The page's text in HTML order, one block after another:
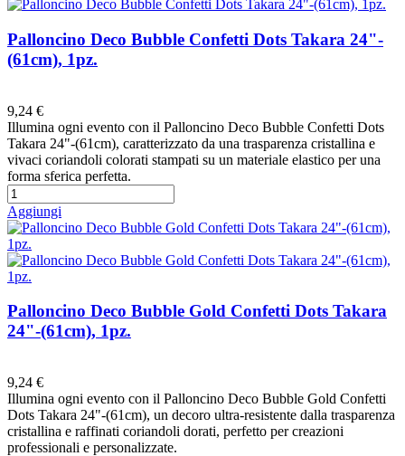
Palloncino Deco Bubble Confetti Dots Takara 24"-
(61cm), 1pz.
9,24 €
Illumina ogni evento con il Palloncino Deco Bubble Confetti Dots
Takara 24"-(61cm), caratterizzato da una trasparenza cristallina e
vivaci coriandoli colorati stampati su un materiale elastico per una
forma sferica perfetta.
Aggiungi
Palloncino Deco Bubble Gold Confetti Dots Takara
24"-(61cm), 1pz.
9,24 €
Illumina ogni evento con il Palloncino Deco Bubble Gold Confetti
Dots Takara 24"-(61cm), un decoro ultra-resistente dalla trasparenza
cristallina e raffinati coriandoli dorati, perfetto per creazioni
professionali e personalizzate.